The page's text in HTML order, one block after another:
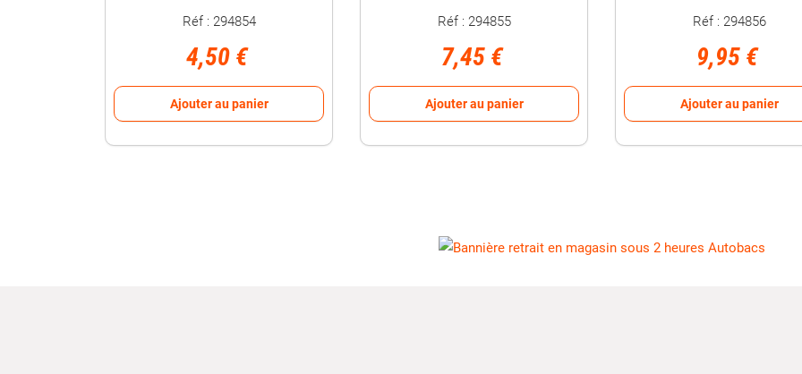
Réf : 294854
4,50 €
Ajouter au panier
Réf : 294855
7,45 €
Ajouter au panier
Réf : 294856
9,95 €
Ajouter au panier